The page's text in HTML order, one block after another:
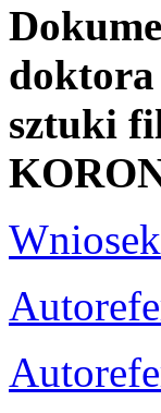
doktora
sztuki
Wniosek